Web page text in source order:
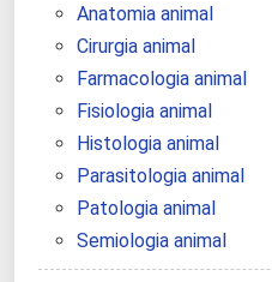
Anatomia animal
Cirurgia animal
Farmacologia animal
Fisiologia animal
Histologia animal
Parasitologia animal
Patologia animal
Semiologia animal